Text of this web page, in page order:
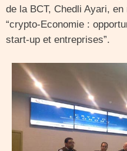
de la BCT, Chedli Ayari,
“crypto-Economie :
start-up et entreprises”.